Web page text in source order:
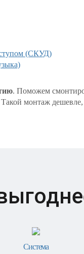
(СКУД)
. Поможем
монтаж дешевле,
Система